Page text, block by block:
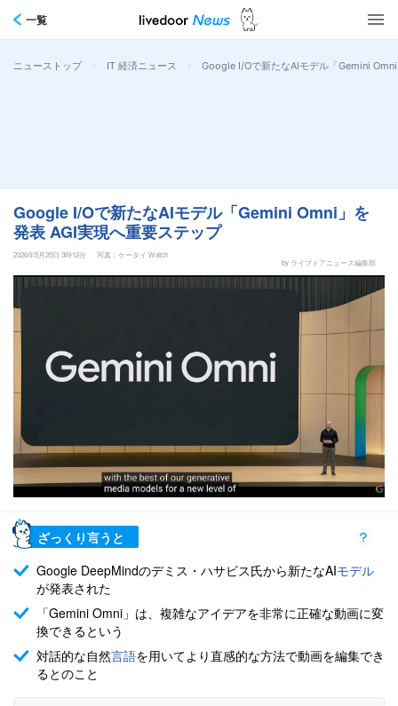
一覧
ニューストップ > IT 経済ニュース > Google I/Oで新たなAIモデル「Gemini
Google I/Oで新たなAIモデル「Gemini Omni」を
発表 AGI実現へ重要ステップ
2026年5月20日 3時12分
写真：ケータイ Watch
by ライブドアニュース編集部
ざっくり言うと
Google DeepMindのデミス・ハサビス氏から新たなAIモデル
が発表された
「Gemini Omni」は、複雑なアイデアを非常に正確な動画に変
換できるという
対話的な自然言語を用いてより直感的な方法で動画を編集でき
るとのこと